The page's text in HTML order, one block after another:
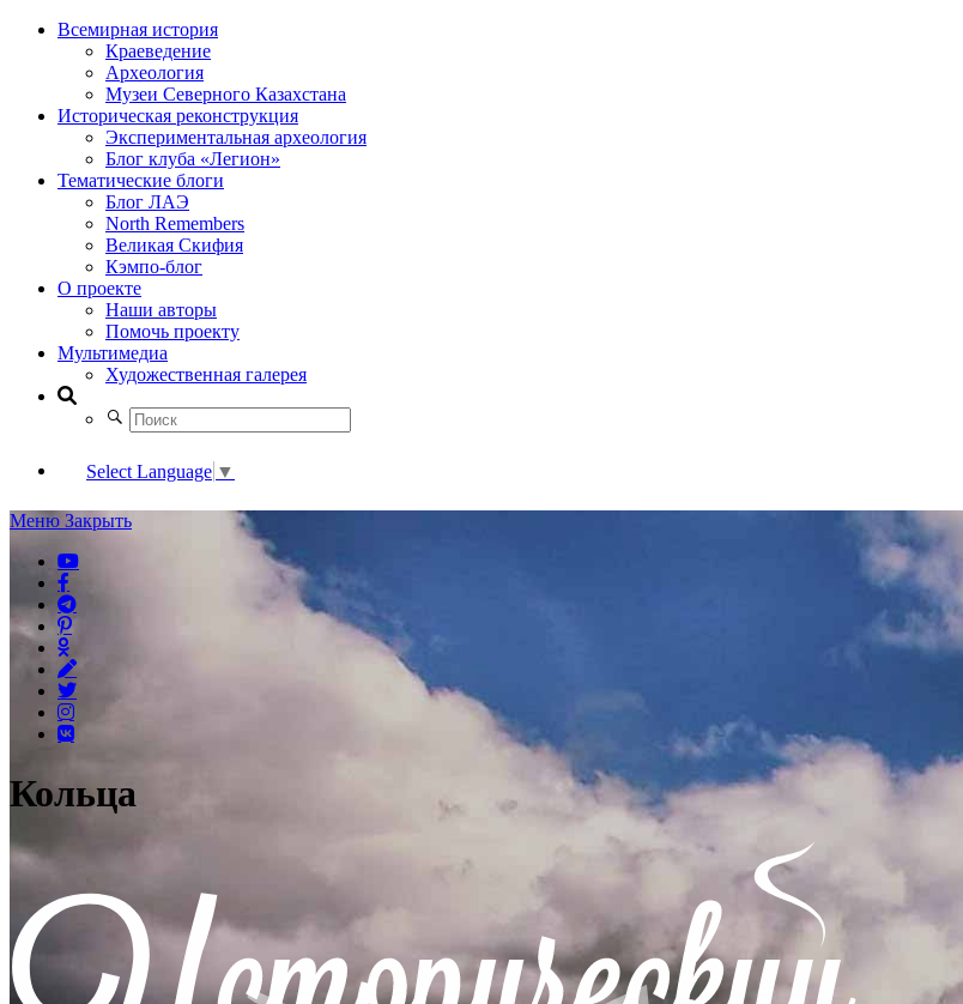
Всемирная история
Краеведение
Археология
Музеи Северного Казахстана
Историческая реконструкция
Экспериментальная археология
Блог клуба «Легион»
Тематические блоги
Блог ЛАЭ
North Remembers
Великая Скифия
Кэмпо-блог
О проекте
Наши авторы
Помочь проекту
Мультимедиа
Художественная галерея
Select Language ▼
Меню Закрыть
Кольца